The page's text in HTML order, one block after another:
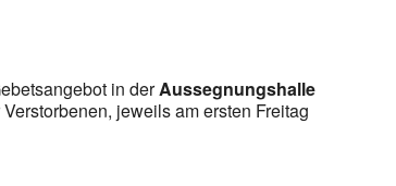
in derAussegnungshalle
jeweils am ersten Freitag